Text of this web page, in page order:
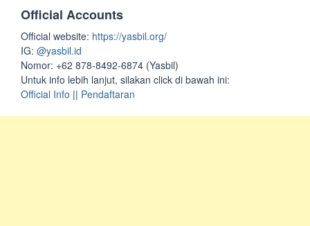
Official Accounts
Official website: https://yasbil.org/
IG: @yasbil.id
Nomor: +62 878-8492-6874 (Yasbil)
Untuk info lebih lanjut, silakan click di bawah ini:
Official Info || Pendaftaran